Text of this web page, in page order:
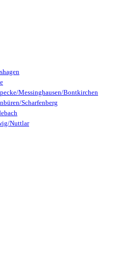
Messinghausen/Bontkirchen
Scharfenberg
Nuttlar